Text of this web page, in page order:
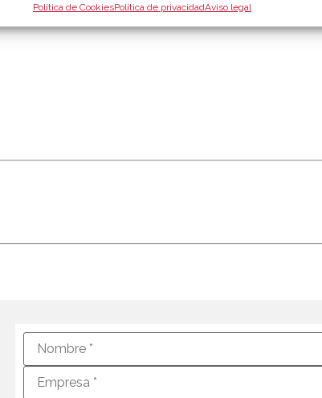
Política de CookiesPolítica de privacidadAviso legal